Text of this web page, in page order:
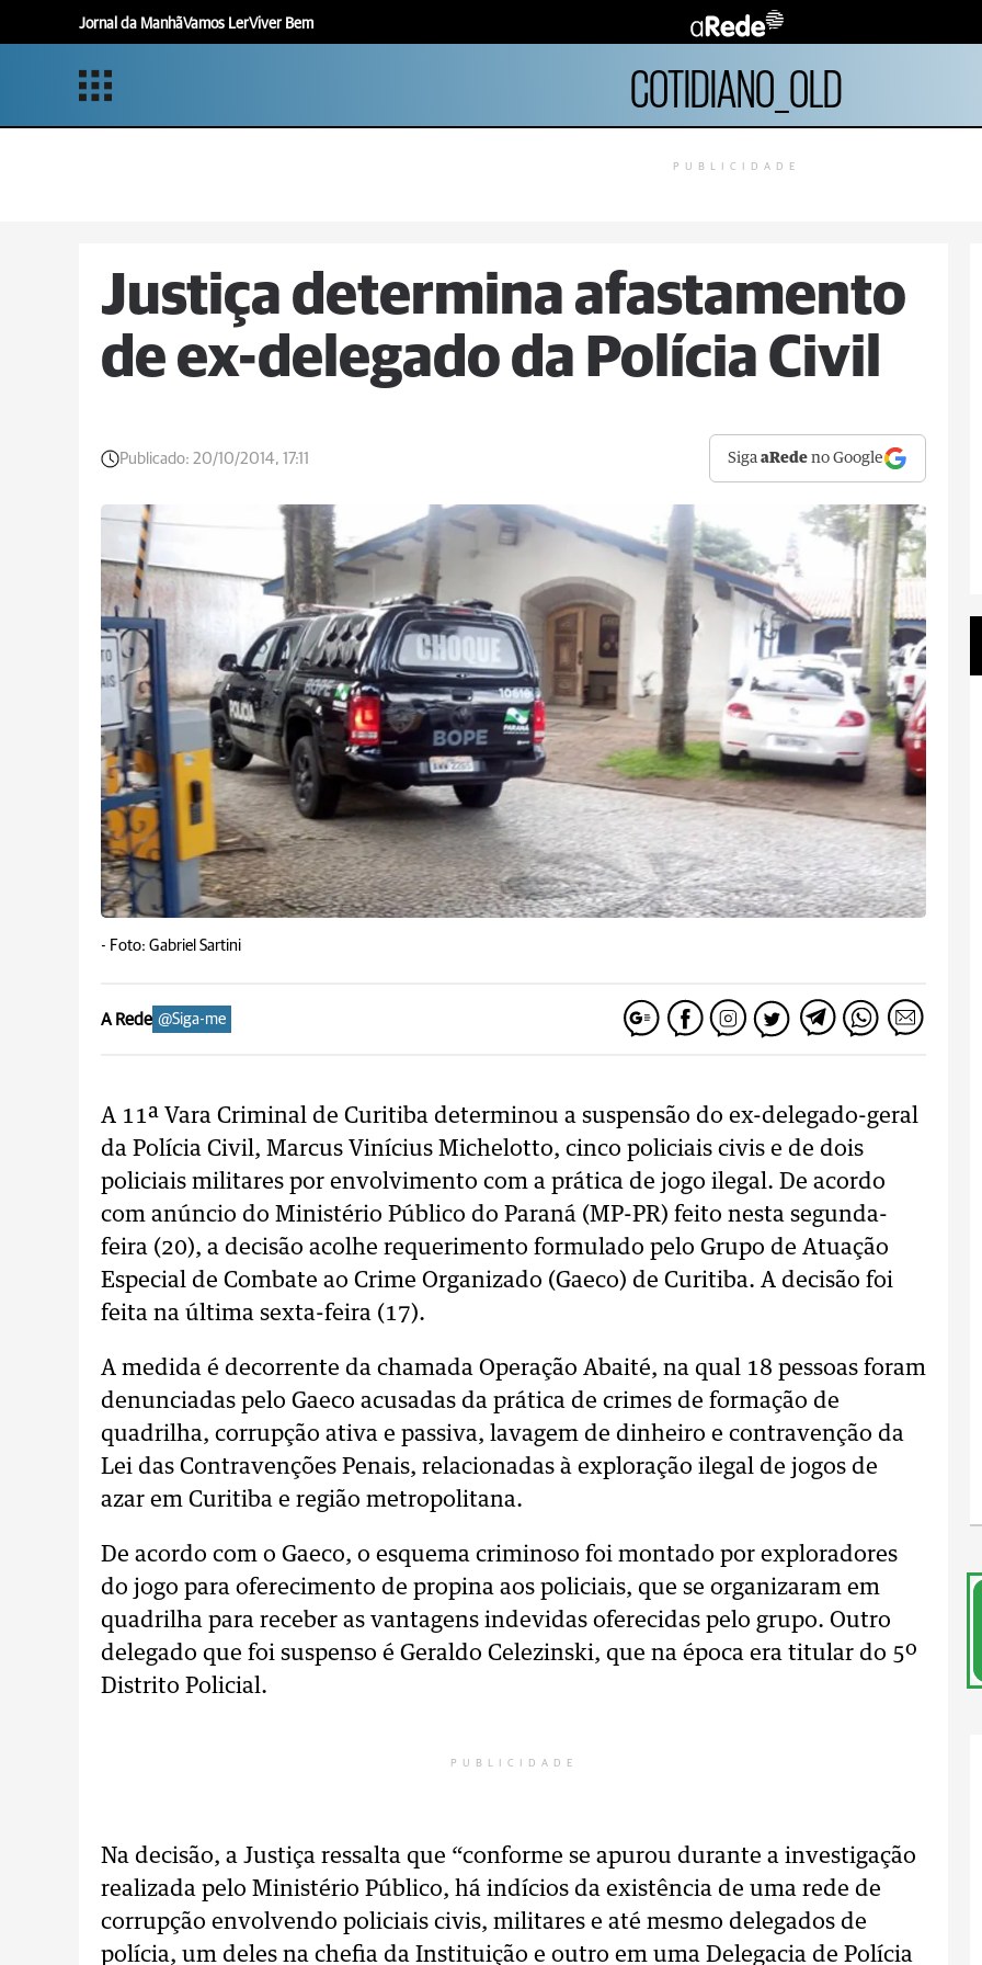
Jornal da ManhãVamos LerViver Bem
COTIDIANO_OLD
PUBLICIDADE
Justiça determina afastamento
de ex-delegado da Polícia Civil
Publicado: 20/10/2014, 17:11 SigaaRede no Google
- Foto: Gabriel Sartini
A Rede @Siga-me
A 11ª Vara Criminal de Curitiba determinou a suspensão do ex-delegado-geral
da Polícia Civil, Marcus Vinícius Michelotto, cinco policiais civis e de dois
policiais militares por envolvimento com a prática de jogo ilegal. De acordo
com anúncio do Ministério Público do Paraná (MP-PR) feito nesta segunda-
feira (20), a decisão acolhe requerimento formulado pelo Grupo de Atuação
Especial de Combate ao Crime Organizado (Gaeco) de Curitiba. A decisão foi
feita na última sexta-feira (17).
A medida é decorrente da chamada Operação Abaité, na qual 18 pessoas foram
denunciadas pelo Gaeco acusadas da prática de crimes de formação de
quadrilha, corrupção ativa e passiva, lavagem de dinheiro e contravenção da
Lei das Contravenções Penais, relacionadas à exploração ilegal de jogos de
azar em Curitiba e região metropolitana.
De acordo com o Gaeco, o esquema criminoso foi montado por exploradores
do jogo para oferecimento de propina aos policiais, que se organizaram em
quadrilha para receber as vantagens indevidas oferecidas pelo grupo. Outro
delegado que foi suspenso é Geraldo Celezinski, que na época era titular do 5º
Distrito Policial.
PUBLICIDADE
Na decisão, a Justiça ressalta que “conforme se apurou durante a investigação
realizada pelo Ministério Público, há indícios da existência de uma rede de
corrupção envolvendo policiais civis, militares e até mesmo delegados de
polícia, um deles na chefia da Instituição e outro em uma Delegacia de Polícia